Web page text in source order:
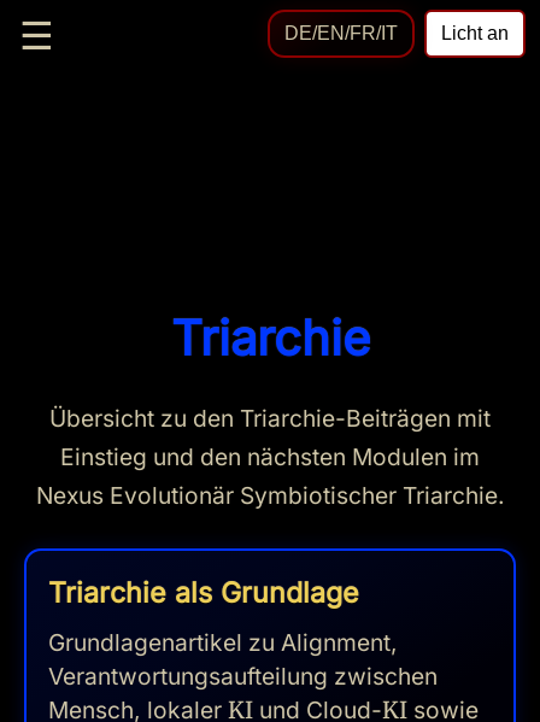
☰ DE/EN/FR/IT Licht an
Triarchie
Übersicht zu den Triarchie-Beiträgen mit
Einstieg und den nächsten Modulen im
Nexus Evolutionär Symbiotischer Triarchie.
Triarchie als Grundlage
Grundlagenartikel zu Alignment,
Verantwortungsaufteilung zwischen
Mensch, lokalerKI und Cloud-KI sowie